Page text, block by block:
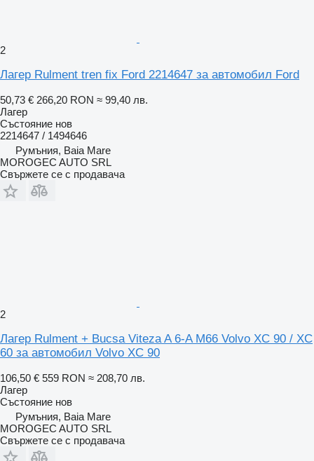
2
Лагер Rulment tren fix Ford 2214647 за автомобил Ford
50,73 € 266,20 RON ≈ 99,40 лв.
Лагер
Състояние нов
2214647 / 1494646
Румъния, Baia Mare
MOROGEC AUTO SRL
Свържете се с продавача
2
Лагер Rulment + Bucsa Viteza A 6-A M66 Volvo XC 90 / XC
60 за автомобил Volvo XC 90
106,50 € 559 RON ≈ 208,70 лв.
Лагер
Състояние нов
Румъния, Baia Mare
MOROGEC AUTO SRL
Свържете се с продавача